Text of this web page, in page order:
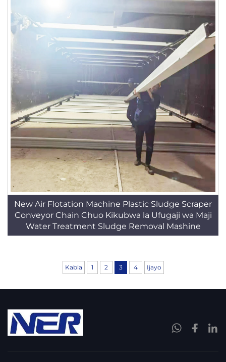
New Air Flotation Machine Plastic Sludge Scraper
Conveyor Chain Chuo Kikubwa la Ufugaji wa Maji
Water Treatment Sludge Removal Mashine
Kabla 1 2 3 4 Ijayo